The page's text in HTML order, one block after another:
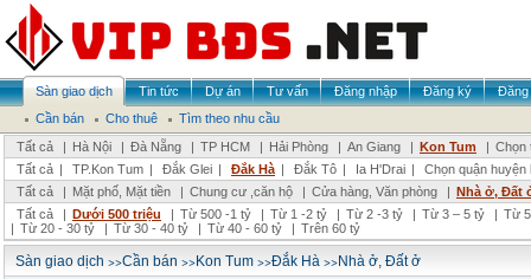
Sàn giao dịch Tin tức Dự án Tư vấn Đăng nhập Đăng ký
Đăng
Cần bán
Cho thuê
Tìm theo nhu cầu
Tất cả
| Hà Nội | Đà Nẵng | TP HCM | Hải Phòng | An Giang | Kon Tum | Chọn
Tất cả | TP.Kon Tum | Đắk Glei | Đắk Hà | Đắk Tô | Ia H'Drai |
Chọn quận huyện
Tất cả
| Mặt phố, Mặt tiền | Chung cư ,căn hộ | Cửa hàng, Văn phòng | Nhà ở, Đất
Tất cả
| Dưới 500 triệu | Từ 500 -1 tỷ | Từ 1 -2 tỷ | Từ 2 -3 tỷ | Từ 3 – 5 tỷ | Từ
| Từ 20 - 30 tỷ | Từ 30 - 40 tỷ | Từ 40 - 60 tỷ | Trên 60 tỷ
Sàn giao dịch >>Cần bán >>Kon Tum >>Đắk Hà >>Nhà ở, Đất ở